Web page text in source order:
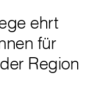
ehrt
für
Region